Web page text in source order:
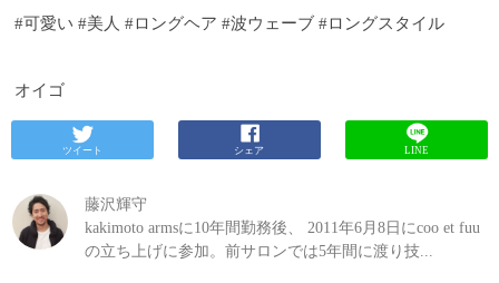
#可愛い #美人 #ロングヘア #波ウェーブ #ロングスタイル
オイゴ
ツイート シェア LINE
藤沢輝守
kakimoto armsに10年間勤務後、 2011年6月8日にcoo et fuu
の立ち上げに参加。前サロンでは5年間に渡り技...